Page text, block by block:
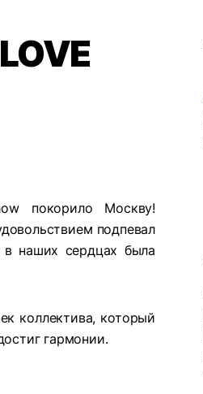
покорило Москву!
подпевал
наших сердцах была
коллектива, который
гармонии.